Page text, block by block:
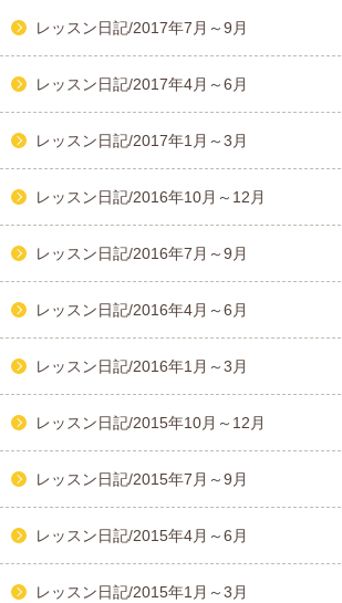
レッスン日記/2017年7月～9月
レッスン日記/2017年4月～6月
レッスン日記/2017年1月～3月
レッスン日記/2016年10月～12月
レッスン日記/2016年7月～9月
レッスン日記/2016年4月～6月
レッスン日記/2016年1月～3月
レッスン日記/2015年10月～12月
レッスン日記/2015年7月～9月
レッスン日記/2015年4月～6月
レッスン日記/2015年1月～3月